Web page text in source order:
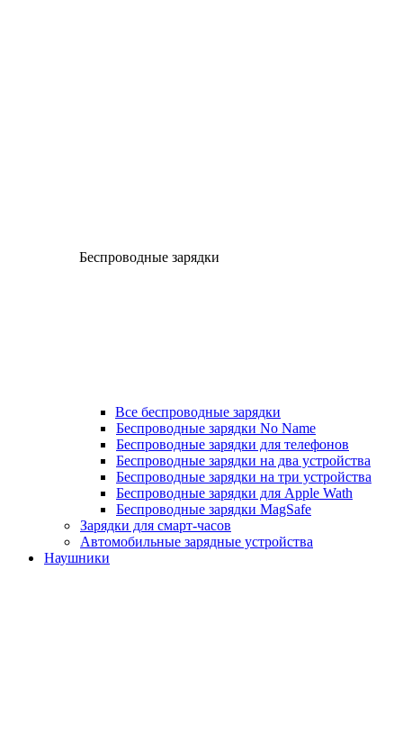
Беспроводные зарядки
Все беспроводные зарядки
Беспроводные зарядки No Name
Беспроводные зарядки для телефонов
Беспроводные зарядки на два устройства
Беспроводные зарядки на три устройства
Беспроводные зарядки для Apple Wath
Беспроводные зарядки MagSafe
Зарядки для смарт-часов
Автомобильные зарядные устройства
Наушники